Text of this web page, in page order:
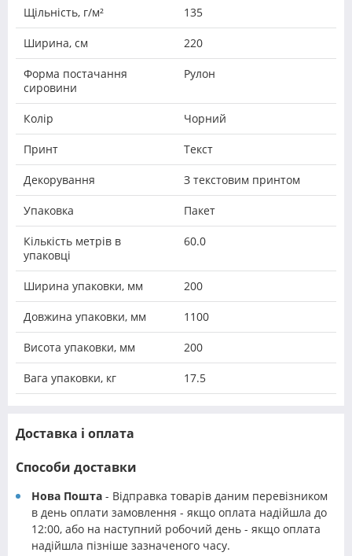
Щільність, г/м² 135
Ширина, см 220
Форма постачання
сировини
Рулон
Колір Чорний
Принт Текст
Декорування З текстовим принтом
Упаковка Пакет
Кількість метрів в
упаковці
60.0
Ширина упаковки, мм 200
Довжина упаковки, мм 1100
Висота упаковки, мм 200
Вага упаковки, кг 17.5
Доставка і оплата
Способи доставки
Нова Пошта - Відправка товарів даним перевізником
в день оплати замовлення - якщо оплата надійшла до
12:00, або на наступний робочий день - якщо оплата
надійшла пізніше зазначеного часу.